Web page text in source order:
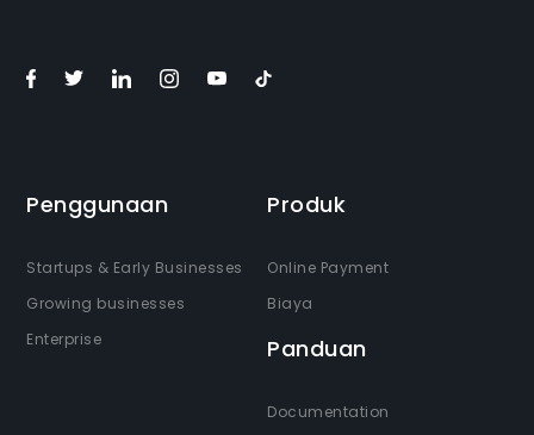
Penggunaan
Startups & Early Businesses
Growing businesses
Enterprise
Produk
Online Payment
Biaya
Panduan
Documentation